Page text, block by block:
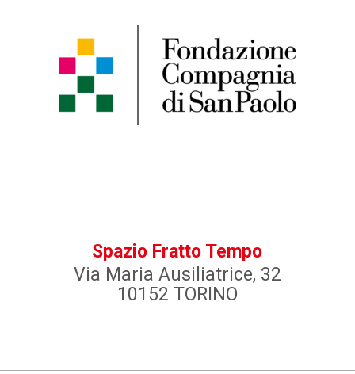
Spazio Fratto Tempo
Via Maria Ausiliatrice, 32
10152 TORINO